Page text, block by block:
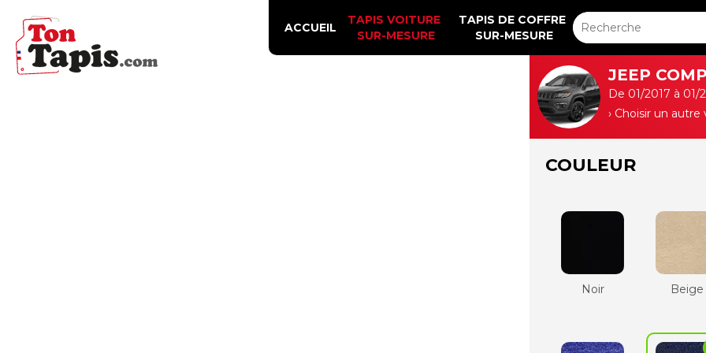
JEEP
De 01/2017 à 01/
› Choisir un autre
COULEUR
Noir Beige
ACCUEIL
TAPIS VOITURE
SUR-MESURE
TAPIS DE COFFRE
SUR-MESURE